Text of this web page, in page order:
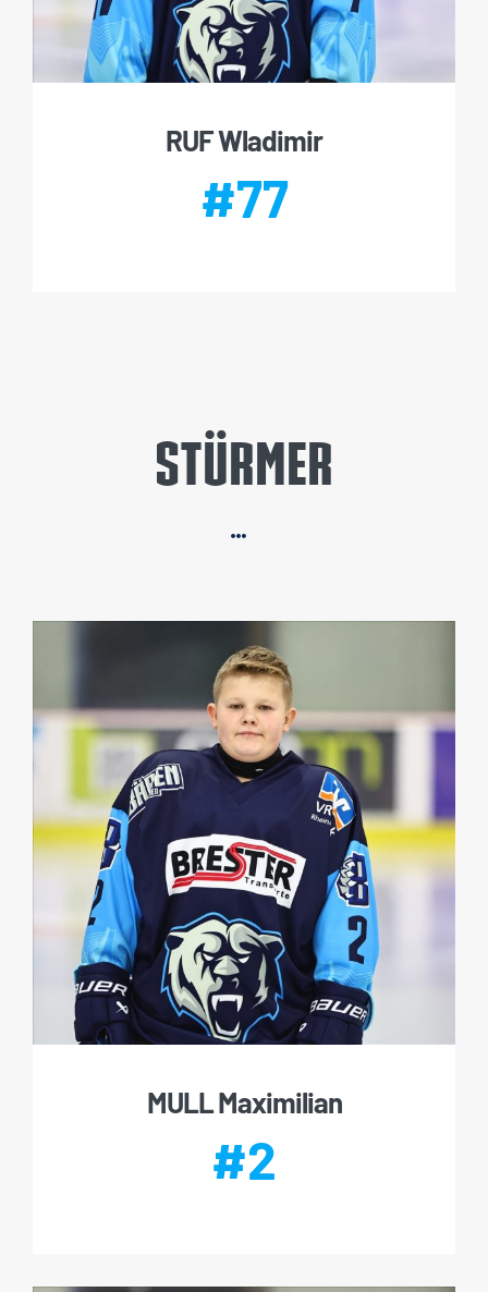
RUF Wladimir
#77
STÜRMER
MULL Maximilian
#2